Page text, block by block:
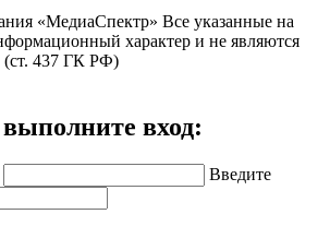
«МедиаСпектр» Все указанные на
характер и не являются
(ст. 437 ГК РФ)
вход:
Введите